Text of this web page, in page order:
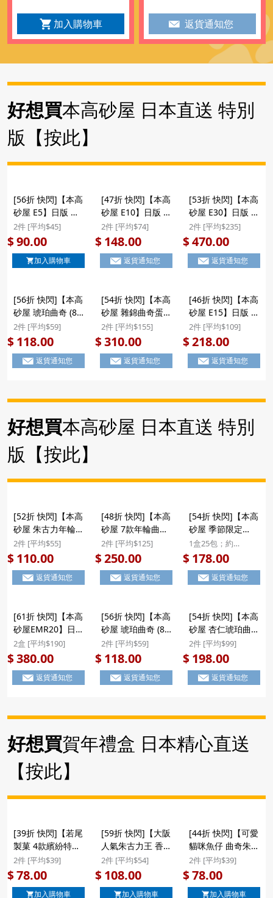
加入購物車 返貨通知您
好想買本高砂屋 日本直送 特別
版【按此】
[56折 快閃]【本高
砂屋 E5】日版 本
高砂屋 雜錦薄脆曲
奇蛋卷禮盒 (8包)
E5 ($90/2件)
2件 [平均$45]
$90.00
加入購物車
[47折 快閃]【本高
砂屋 E10】日版 本
高砂屋 雜錦薄脆曲
奇蛋卷 (16包) E10
($148/2件)
2件 [平均$74]
$148.00
返貨通知您
[53折 快閃]【本高
砂屋 E30】日版 本
高砂屋 雜錦薄脆曲
奇蛋卷 (47包) 圓罐
裝 E30 ($470/2件)
2件 [平均$235]
$470.00
返貨通知您
[56折 快閃]【本高
砂屋 琥珀曲奇 (8
包)】日版 本高砂
屋 琥珀曲奇 杏仁
薄脆禮盒 (8包)
(912) ($118/2件) #
2件 [平均$59]
$118.00
返貨通知您
[54折 快閃]【本高
砂屋 雜錦曲奇蛋卷
(E20)】日版 本高
砂屋 4款雜錦 薄脆
曲奇蛋卷禮盒 (32
包) E20 (276)
2件 [平均$155]
$310.00
返貨通知您
[46折 快閃]【本高
砂屋 E15】日版 本
高砂屋 雜錦薄脆曲
奇蛋卷禮盒 (24包)
E15 ($218/2件)
2件 [平均$109]
$218.00
返貨通知您
好想買本高砂屋 日本直送 特別
版【按此】
[52折 快閃]【本高
砂屋 朱古力年輪曲
奇 H5】日版 本高
砂屋 季節限定
Écorse 2款朱古力
外層 年輪曲奇 薄
($110/2件)
2件 [平均$55]
$110.00
返貨通知您
[48折 快閃]【本高
砂屋 7款年輪曲奇
(EHS15)】日版 本
高砂屋 季節限定
朱古力外層 雜錦薄
脆曲奇蛋卷 名貴禮
新年禮盒
2件 [平均$125]
$250.00
返貨通知您
[54折 快閃]【本高
砂屋 季節限定
AL20】日版 本高
砂屋 季節限定 朱
古力外層 雜錦薄脆
曲奇蛋卷 名貴禮盒
1盒25包；約
22.5x32x3.8cm
$178.00
返貨通知您
[61折 快閃]【本高
砂屋EMR20】日版
本高砂屋 雜錦薄脆
曲奇蛋卷禮盒 (21
包) EMR20
($308/2盒)
2盒 [平均$190]
$380.00
返貨通知您
[56折 快閃]【本高
砂屋 琥珀曲奇 (8
包)】日版 本高砂
屋 琥珀曲奇 杏仁
薄脆禮盒 (8包)
(912) ($118/2件) #
2件 [平均$59]
$118.00
返貨通知您
[54折 快閃]【本高
砂屋 杏仁琥珀曲
奇】日版 本高砂屋
琥珀曲奇 杏仁薄脆
禮盒 (14包)
($198/2件)
2件 [平均$99]
$198.00
返貨通知您
好想買賀年禮盒 日本精心直送
【按此】
[39折 快閃]【若尾
製菓 4款繽紛特色
曲奇】日本 若尾製
菓 4款繽紛 伯爵茶
橘子橙 特色味道曲
2件 [平均$39]
$78.00
加入購物車
[59折 快閃]【大阪
人氣朱古力王 香脆
蝴蝶酥】日本 鈴木
榮光堂 大阪人氣朱
古力王 香脆蝴蝶酥
2件 [平均$54]
$108.00
加入購物車
[44折 快閃]【可愛
貓咪魚仔 曲奇朱古
力脆脆】日版 若尾
製菓 貓咪睡覺魚仔
托托枕 大塊造型曲
2件 [平均$39]
$78.00
加入購物車